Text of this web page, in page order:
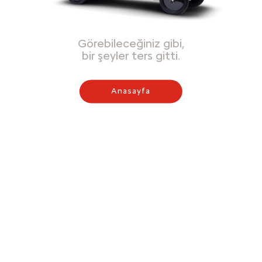
Görebileceğiniz gibi,
bir şeyler ters gitti.
Anasayfa